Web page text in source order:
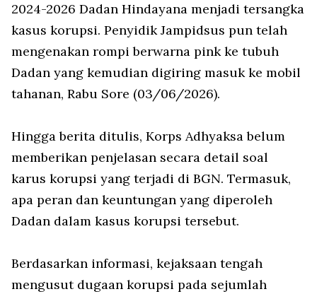
2024-2026 Dadan Hindayana menjadi tersangka
kasus korupsi. Penyidik Jampidsus pun telah
mengenakan rompi berwarna pink ke tubuh
Dadan yang kemudian digiring masuk ke mobil
tahanan, Rabu Sore (03/06/2026).
Hingga berita ditulis, Korps Adhyaksa belum
memberikan penjelasan secara detail soal
karus korupsi yang terjadi di BGN. Termasuk,
apa peran dan keuntungan yang diperoleh
Dadan dalam kasus korupsi tersebut.
Berdasarkan informasi, kejaksaan tengah
mengusut dugaan korupsi pada sejumlah